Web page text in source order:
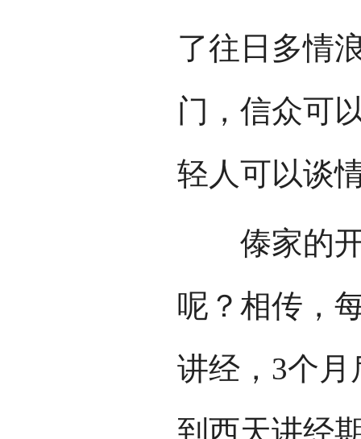
了往日多情
门，信众可
轻人可以谈
傣家的开
呢？相传，
讲经，3个
到西天讲经